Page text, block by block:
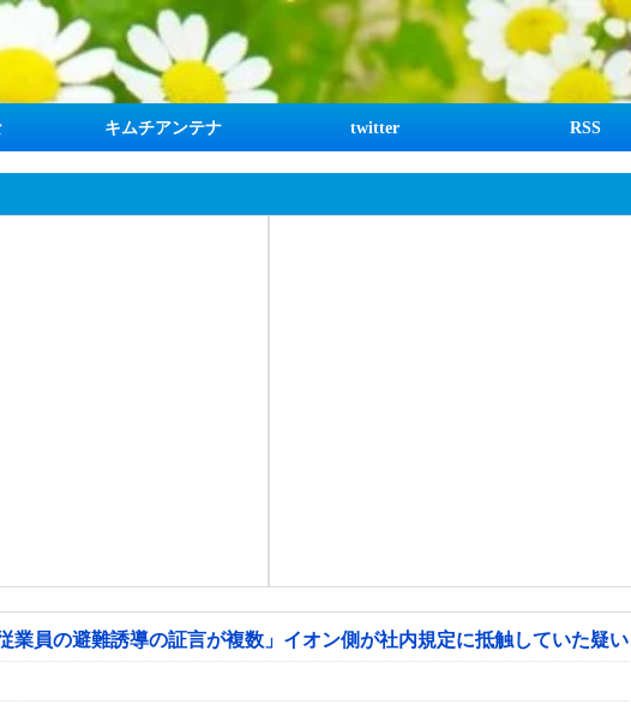
キムチアンテナ twitter RSS
業員の避難誘導の証言が複数」イオン側が社内規定に抵触していた疑い